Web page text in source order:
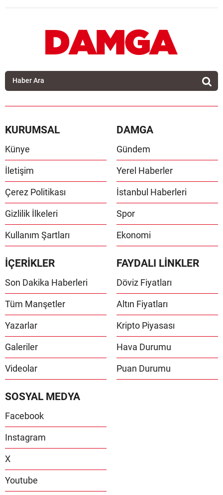
KURUMSAL
Künye
İletişim
Çerez Politikası
Gizlilik İlkeleri
Kullanım Şartları
DAMGA
Gündem
Yerel Haberler
İstanbul Haberleri
Spor
Ekonomi
İÇERİKLER
Son Dakika Haberleri
Tüm Manşetler
Yazarlar
Galeriler
Videolar
FAYDALI LİNKLER
Döviz Fiyatları
Altın Fiyatları
Kripto Piyasası
Hava Durumu
Puan Durumu
SOSYAL MEDYA
Facebook
Instagram
X
Youtube